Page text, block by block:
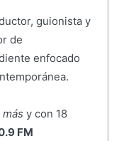
guionista y
de
enfocado
y con 18
FM